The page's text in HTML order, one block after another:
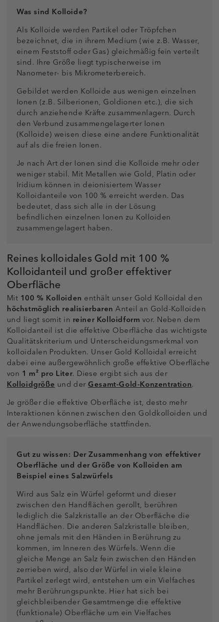
Was sind Kolloide?
Als Kolloide werden Partikel oder Tröpfchen
bezeichnet, die in ihrem Medium (wie z.B. Wasser,
einem Feststoff oder Gas) gleichmäßig fein verteilt
sind. Ihre Größe liegt typischerweise im
Nanometer- bis Mikrometerbereich.
Gebildet werden Kolloide aus wenigen einzelnen
Ionen (z.B. Silberionen, Goldionen etc.), die sich
durch anziehende Kräfte zusammenlagern. Durch
den Verbund zusammengelagerter Ionen
(Kolloide) weisen diese eine andere Funktionalität
auf als die freien Ionen.
Je nach Art der Ionen sind die Kolloide mehr oder
weniger stabil. Mit Metallen wie Gold, Platin oder
Iridium können in deionisiertem Wasser
Kolloidanteile von 100 % erreicht werden. Das
bedeutet, dass sich alle in der Lösung
befindlichen einzelnen Ionen zu Kolloiden
zusammengelagert haben.
Reines kolloidales Gold mit 100 %
Kolloidanteil und großer effektiver
Oberfläche
Mit 100 % Kolloiden enthält unser Gold Kolloidal den
höchstmöglich realisierbaren Anteil an Gold-Kolloiden
und liegt somit in reiner Kolloidformvor. Neben dem
Kolloidanteil ist die effektive Oberfläche das wichtigste
Qualitätskriterium und Unterscheidungsmerkmal von
kolloidalen Produkten. Unser Gold Kolloidal erreicht
dabei eine außergewöhnlich große effektive Oberfläche
von 1 m² pro Liter. Diese ergibt sich aus der
Kolloidgrößeund derGesamt-Gold-Konzentration.
Je größer die effektive Oberfläche ist, desto mehr
Interaktionen können zwischen den Goldkolloiden und
der Anwendungsoberfläche stattfinden.
Gut zu wissen: Der Zusammenhang von effektiver
Oberfläche und der Größe von Kolloiden am
Beispiel eines Salzwürfels
Wird aus Salz ein Würfel geformt und dieser
zwischen den Handflächen gerollt, berühren
lediglich die Salzkristalle an der Oberfläche die
Handflächen. Die anderen Salzkristalle bleiben,
ohne jemals mit den Händen in Berührung zu
kommen, im Inneren des Würfels. Wenn die
gleiche Menge an Salz fein zwischen den Händen
zerrieben wird, also der Würfel in viele kleine
Partikel zerlegt wird, entstehen um ein Vielfaches
mehr Berührungspunkte. Hier hat sich bei
gleichbleibender Gesamtmenge die effektive
(funktionale) Oberfläche um ein Vielfaches